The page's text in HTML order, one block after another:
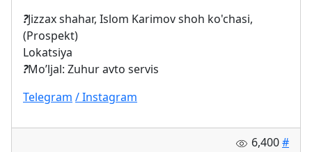
?️Jizzax shahar, Islom Karimov shoh ko'chasi,
(Prospekt)
Lokatsiya
?Mo’ljal: Zuhur avto servis
Telegram / Instagram
6,400#